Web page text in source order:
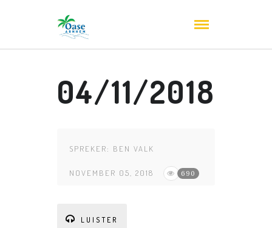
04/11/2018
SPREKER: BEN VALK
NOVEMBER 05, 2018 690
LUISTER